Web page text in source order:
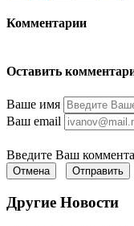
Комментарии
Оставить
Ваше имя
Ваш email
Введите Ваш
Отмена Отправить
Другие Новости